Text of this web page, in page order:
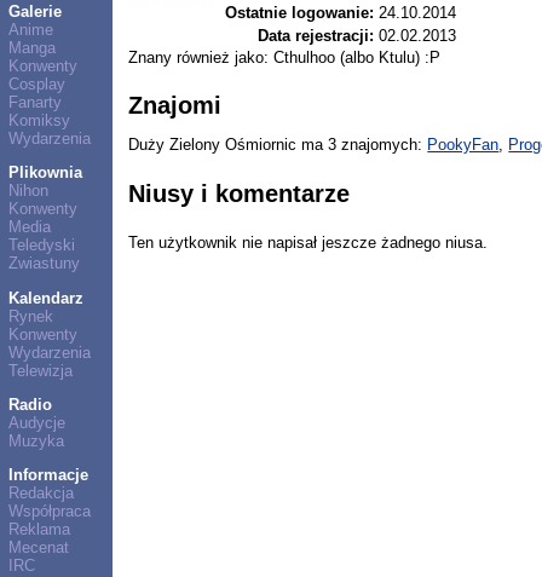
Galerie
Anime
Manga
Konwenty
Cosplay
Fanarty
Komiksy
Wydarzenia
Plikownia
Nihon
Konwenty
Media
Teledyski
Zwiastuny
Kalendarz
Rynek
Konwenty
Wydarzenia
Telewizja
Radio
Audycje
Muzyka
Informacje
Redakcja
Współpraca
Reklama
Mecenat
IRC
Ostatnie logowanie: 24.10.2014
Data rejestracji: 02.02.2013
Znany również jako: Cthulhoo (albo Ktulu) :P
Znajomi
Duży Zielony Ośmiornic ma 3 znajomych: PookyFan,
Niusy i komentarze
Ten użytkownik nie napisał jeszcze żadnego niusa.